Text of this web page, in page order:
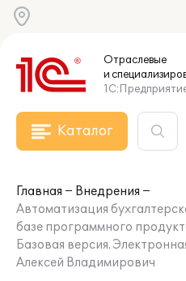
Отраслевые
и
Каталог
Главная
Внедрения
Автоматизация
базе программного
Базовая версия.
Алексей Владимирович